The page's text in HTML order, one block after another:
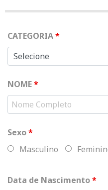
CATEGORIA*
NOME*
Sexo*
Masculino
Data de Nascimento*